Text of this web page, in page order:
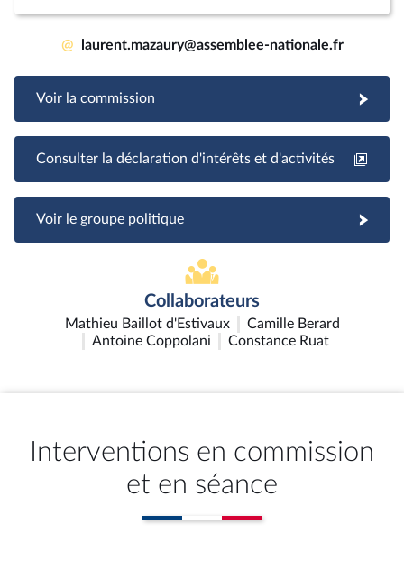
@ laurent.mazaury@assemblee-nationale.fr
Voir la commission
Consulter la déclaration d'intérêts et d'activités
Voir le groupe politique
Collaborateurs
Mathieu Baillot d'Estivaux
Camille Berard
Antoine Coppolani
Constance Ruat
Interventions en commission
et en séance